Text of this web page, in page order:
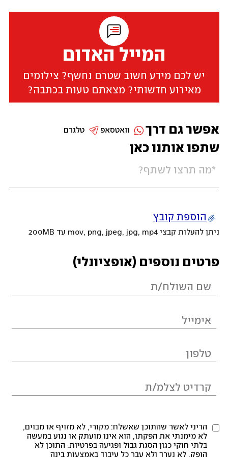
המייל האדום
יש לכם מידע חשוב שטרם נחשף? צילומים
מאירוע חדשותי? מצאתם טעות בכתבה?
שתפו אותנו כאן
הוספת קובץ
ניתן להעלות קבצי mov, png, jpeg, jpg, mp4 עד 200MB
פרטים נוספים (אופציונלי)
הריני לאשר שהתוכן שאשלח: מקורי, לא מזויף או מבוים,
לא מימנתי את הפקתו, הוא אינו מועתק או נגוע במעשה
בלתי חוקי כגון הסגת גבול ופגיעה בפרטיות. התוכן לא
הופק, לא נערך ולא עבר כל עיבוד באמצעות בינה
אפשר גם דרך טלגרם וואטסאפ